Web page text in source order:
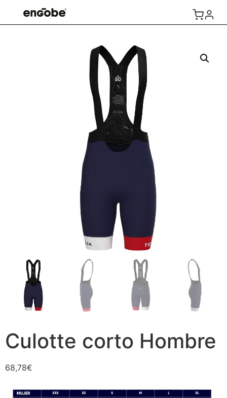
Culotte corto Hombre
68,78€